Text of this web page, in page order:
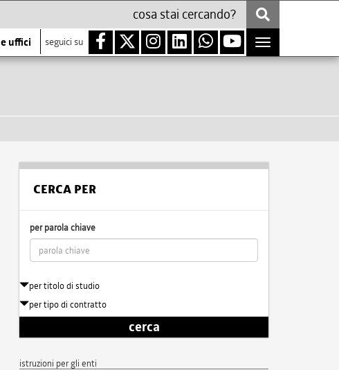
uffici seguici su
Toggle
navigation
CERCA PER
per parola chiave
per titolo di studio
per tipo di contratto
cerca
istruzioni per gli enti